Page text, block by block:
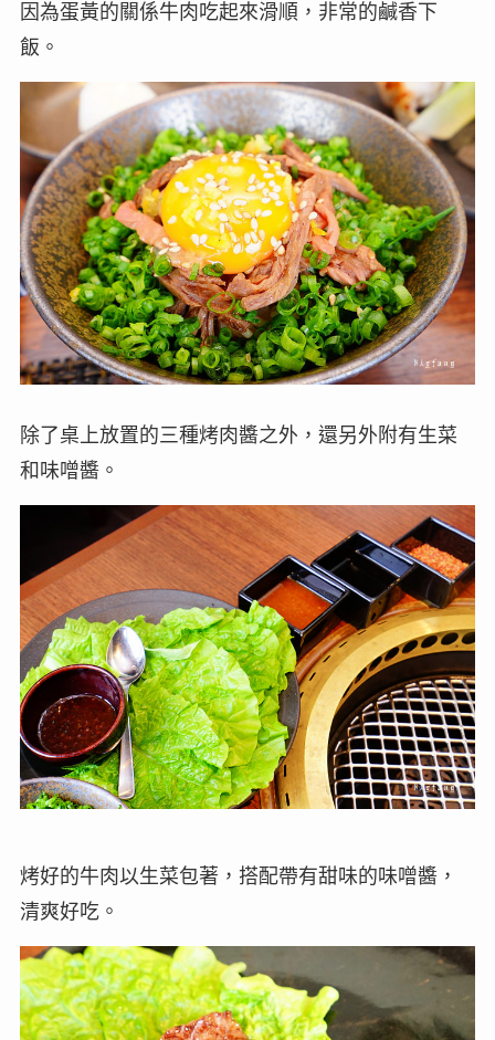
因為蛋黃的關係牛肉吃起來滑順，非常的鹹香下
飯。
除了桌上放置的三種烤肉醬之外，還另外附有生菜
和味噌醬。
烤好的牛肉以生菜包著，搭配帶有甜味的味噌醬，
清爽好吃。